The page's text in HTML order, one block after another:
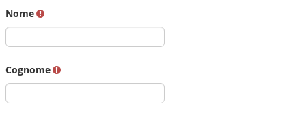
Nome
Cognome